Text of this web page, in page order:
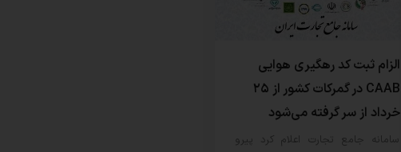
الزام ثبت کد رهگیری هوایی
CAAB در گمرکات کشور از ۲۵
خرداد از سر گرفته می‌شود
سامانه جامع تجارت اعلام کرد پیرو